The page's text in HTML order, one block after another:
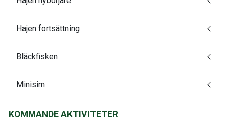
Hajen fortsättning
Bläckfisken
Minisim
KOMMANDE AKTIVITETER